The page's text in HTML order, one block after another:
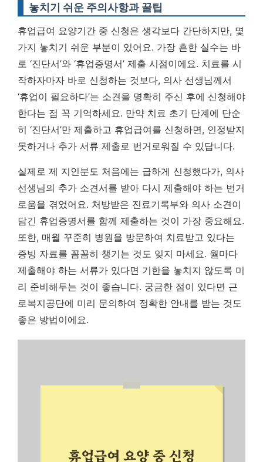
놓치기 쉬운 주의사항과 꿀팁
휴업급여 요양기간 중 신청은 생각보다 간단하지만, 몇
가지 놓치기 쉬운 부분이 있어요. 가장 흔한 실수는 바
로 ‘진단서’와 ‘휴업증명서’ 제출 시점이에요. 치료를 시
작하자마자 바로 신청하는 것보다, 의사 선생님께서
‘휴업이 필요하다’는 소견을 명확히 주신 후에 신청해야
한다는 점 꼭 기억하세요. 만약 치료 초기 단계에 단순
히 ‘진단서’만 제출하고 휴업급여를 신청하면, 인정받지
못하거나 추가 서류 제출로 번거로워질 수 있답니다.
실제로 제 지인분도 처음에는 급하게 신청했다가, 의사
선생님의 추가 소견서를 받아 다시 제출해야 하는 번거
로움을 겪었어요. 처방받은 진료기록부와 의사 소견이
담긴 휴업증명서를 함께 제출하는 것이 가장 중요해요.
또한, 매월 꾸준히 병원을 방문하여 치료받고 있다는
증빙 자료를 꼼꼼히 챙기는 것도 잊지 마세요. 월마다
제출해야 하는 서류가 있다면 기한을 놓치지 않도록 미
리 준비해두는 것이 좋습니다. 궁금한 점이 있다면 근
로복지공단에 미리 문의하여 정확한 안내를 받는 것도
좋은 방법이에요.